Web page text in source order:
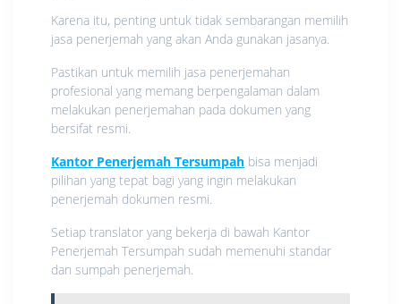
Karena itu, penting untuk tidak sembarangan memilih
jasa penerjemah yang akan Anda gunakan jasanya.
Pastikan untuk memilih jasa penerjemahan
profesional yang memang berpengalaman dalam
melakukan penerjemahan pada dokumen yang
bersifat resmi.
Kantor Penerjemah Tersumpah bisa menjadi
pilihan yang tepat bagi yang ingin melakukan
penerjemah dokumen resmi.
Setiap translator yang bekerja di bawah Kantor
Penerjemah Tersumpah sudah memenuhi standar
dan sumpah penerjemah.